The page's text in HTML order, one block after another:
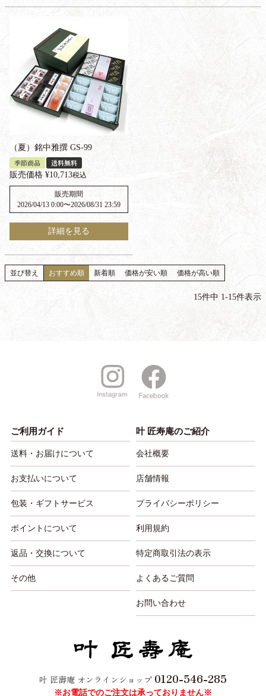
（夏）銘中雅撰 GS-99
季節商品 送料無料
販売価格 ¥10,713税込
販売期間
2026/04/13 0:00〜2026/08/31 23:59
詳細を見る
並び替え おすすめ順 新着順 価格が安い順 価格が高い順
15件中 1-15件表示
ご利用ガイド
送料・お届けについて
お支払いについて
包装・ギフトサービス
ポイントについて
返品・交換について
その他
叶 匠寿庵のご紹介
会社概要
店舗情報
プライバシーポリシー
利用規約
特定商取引法の表示
よくあるご質問
お問い合わせ
叶 匠壽庵 オンラインショップ 0120-546-285
※お電話でのご注文は承っておりません※